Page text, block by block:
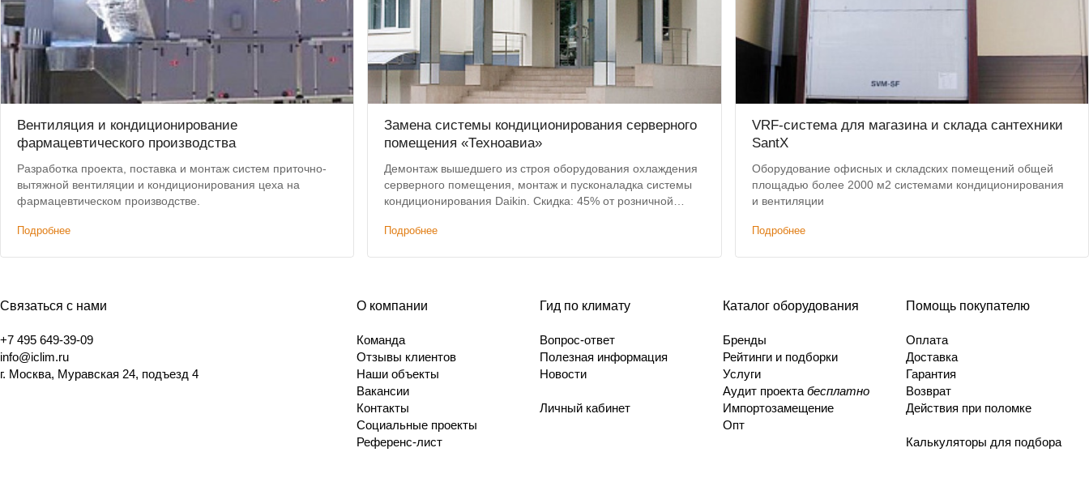
Вентиляция и кондиционирование
фармацевтического производства
Разработка проекта, поставка и монтаж систем приточно-
вытяжной вентиляции и кондиционирования цеха на
фармацевтическом производстве.
Подробнее
Замена системы кондиционирования серверного
помещения «Техноавиа»
Демонтаж вышедшего из строя оборудования охлаждения
серверного помещения, монтаж и пусконаладка системы
кондиционирования Daikin. Скидка: 45% от розничной
Подробнее
VRF-система для магазина и склада сантехники
SantX
Оборудование офисных и складских помещений общей
площадью более 2000 м2 системами кондиционирования
и вентиляции
Подробнее
Связаться с нами
+7 495 649-39-09
info@iclim.ru
г. Москва, Муравская 24, подъезд 4
О компании
Команда
Отзывы клиентов
Наши объекты
Вакансии
Контакты
Социальные проекты
Референс-лист
Гид по климату
Вопрос-ответ
Полезная информация
Новости
Личный кабинет
Каталог оборудования
Бренды
Рейтинги и подборки
Услуги
Аудит проекта бесплатно
Импортозамещение
Опт
Помощь покупателю
Оплата
Доставка
Гарантия
Возврат
Действия при поломке
Калькуляторы для подбора